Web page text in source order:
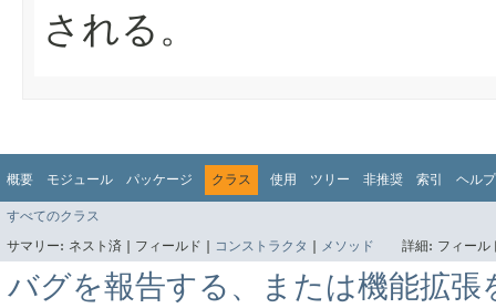
される。
概要 モジュール パッケージ クラス 使用 ツリー 非推奨 索引 ヘルプ
すべてのクラス
サマリー: ネスト済 | フィールド | コンストラクタ メソッド 詳細: フィー
バグを報告する、または機能拡張